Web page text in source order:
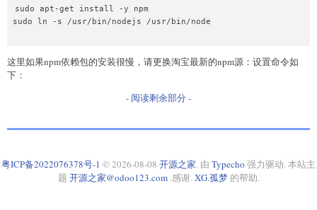
sudo apt-get install -y npm
sudo ln -s /usr/bin/nodejs /usr/bin/node
这里如果npm依赖包的安装很慢，请更换淘宝最新的npm源：设置命令如
下：
- 阅读剩余部分 -
粤ICP备2022076378号-1 © 2026-08-08 开源之家. 由 Typecho 强力驱动. 本站主
题 开源之家@odoo123.com.感谢. XG.孤梦的帮助.